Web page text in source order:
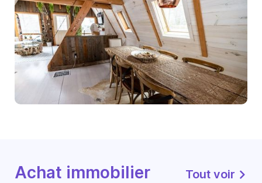
Achat immobilier Tout voir